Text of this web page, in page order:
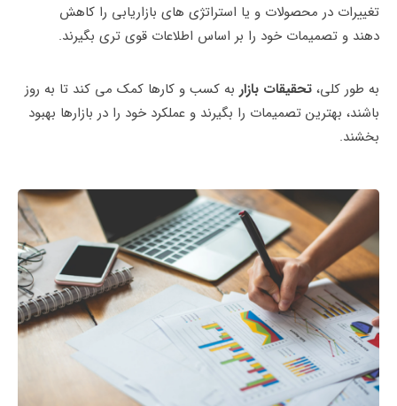
تغییرات در محصولات و یا استراتژی ‌های بازاریابی را کاهش
دهند و تصمیمات خود را بر اساس اطلاعات قوی ‌تری بگیرند.
به طور کلی، تحقیقات بازار به کسب و کارها کمک می کند تا به روز
باشند، بهترین تصمیمات را بگیرند و عملکرد خود را در بازارها بهبود
بخشند.